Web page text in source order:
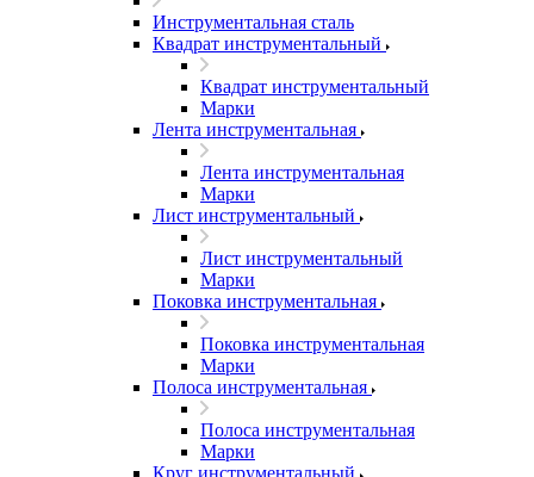
Инструментальная сталь
Квадрат инструментальный
Квадрат инструментальный
Марки
Лента инструментальная
Лента инструментальная
Марки
Лист инструментальный
Лист инструментальный
Марки
Поковка инструментальная
Поковка инструментальная
Марки
Полоса инструментальная
Полоса инструментальная
Марки
Круг инструментальный